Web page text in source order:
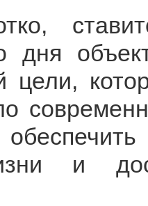
дня
цели,
и